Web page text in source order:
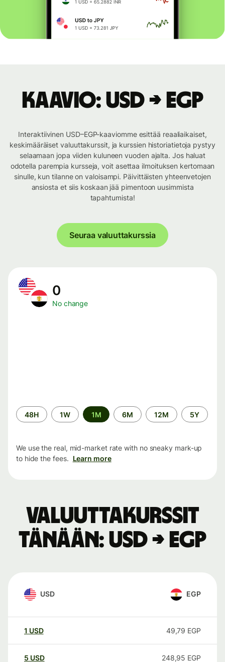
Kaavio: USD → EGP
Interaktiivinen USD–EGP-kaaviomme esittää reaaliaikaiset,
keskimääräiset valuuttakurssit, ja kurssien historiatietoja pystyy
selaamaan jopa viiden kuluneen vuoden ajalta. Jos haluat
odotella parempia kursseja, voit asettaa ilmoituksen kertomaan
sinulle, kun tilanne on valoisampi. Päivittäisten yhteenvetojen
ansiosta et siis koskaan jää pimentoon uusimmista
tapahtumista!
Seuraa valuuttakurssia
0
No change
Time
period
48H 1W 1M 6M 12M 5Y
We use the real, mid-market rate with no sneaky mark-up
to hide the fees. Learn more
Valuuttakurssit
tänään: USD → EGP
USD EGP
1 USD 49,79 EGP
5 USD 248,95 EGP